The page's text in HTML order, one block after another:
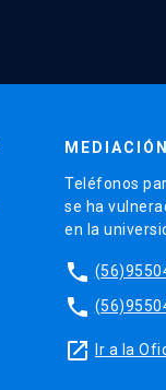
Teléfonos
se ha
en la
phone
phone
launch Ir a la